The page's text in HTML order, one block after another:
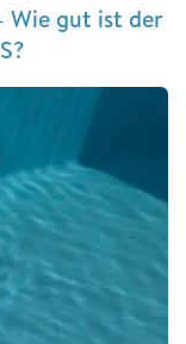
Wie gut ist der